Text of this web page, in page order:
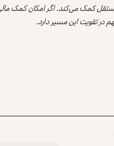
مستقل کمک می‌کند. اگر امکان کمک
تقویت این مسیر دارد.